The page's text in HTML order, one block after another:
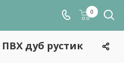
0
дуб рустик